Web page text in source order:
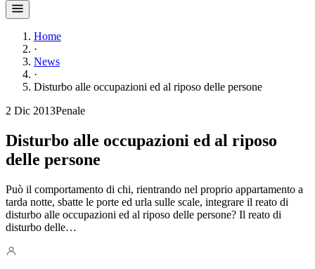
Home
·
News
·
Disturbo alle occupazioni ed al riposo delle persone
2 Dic 2013Penale
Disturbo alle occupazioni ed al riposo
delle persone
Può il comportamento di chi, rientrando nel proprio appartamento a
tarda notte, sbatte le porte ed urla sulle scale, integrare il reato di
disturbo alle occupazioni ed al riposo delle persone? Il reato di
disturbo delle…